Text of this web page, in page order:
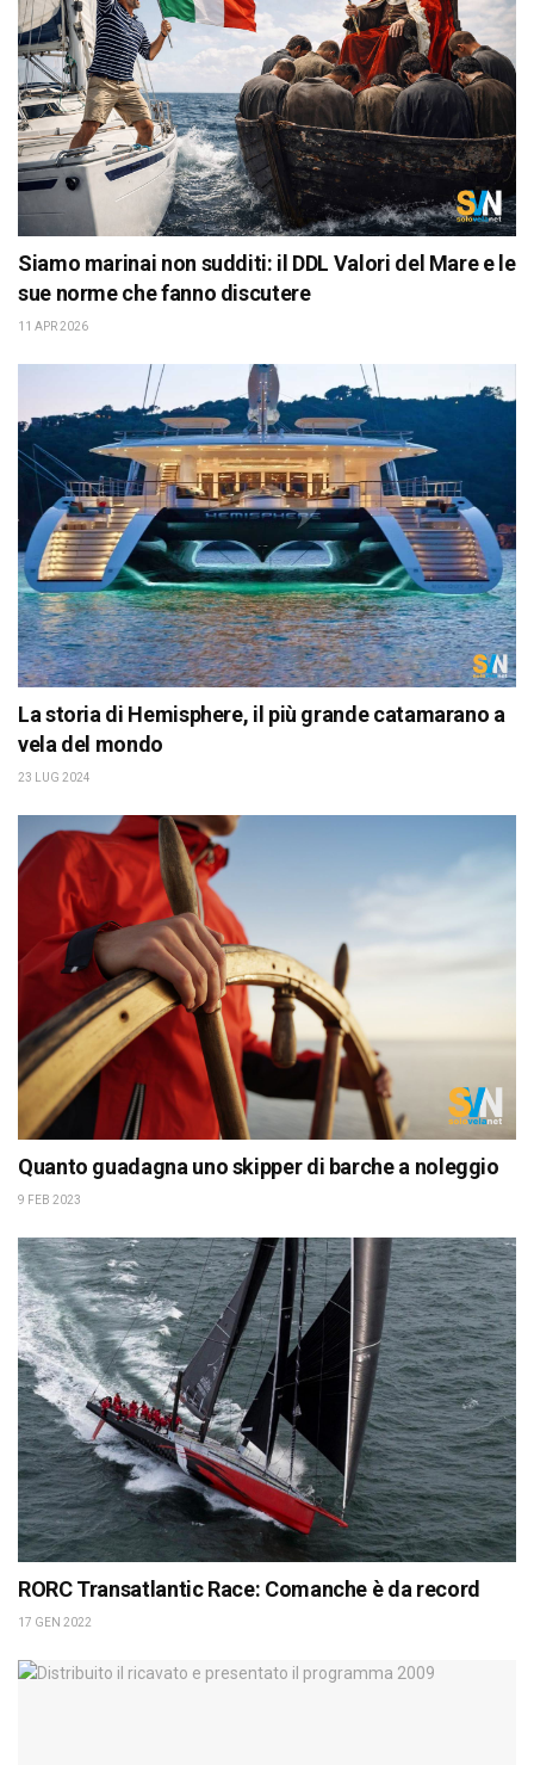
Siamo marinai non sudditi: il DDL Valori del Mare e le
sue norme che fanno discutere
11 APR 2026
La storia di Hemisphere, il più grande catamarano a
vela del mondo
23 LUG 2024
Quanto guadagna uno skipper di barche a noleggio
9 FEB 2023
RORC Transatlantic Race: Comanche è da record
17 GEN 2022